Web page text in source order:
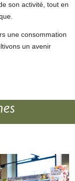
son activité, tout en
une consommation
un avenir